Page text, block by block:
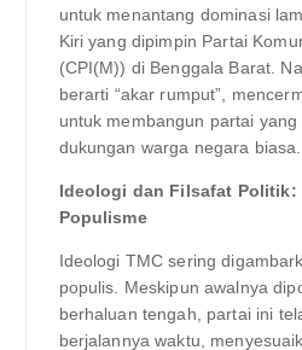
untuk menantang dominasi
Kiri yang dipimpin Partai
(CPI(M)) di Benggala Barat.
berarti “akar rumput”,
untuk membangun partai
dukungan warga negara biasa.
Ideologi dan Filsafat Politik:
Populisme
Ideologi TMC sering
populis. Meskipun awalnya
berhaluan tengah, partai ini
berjalannya waktu,